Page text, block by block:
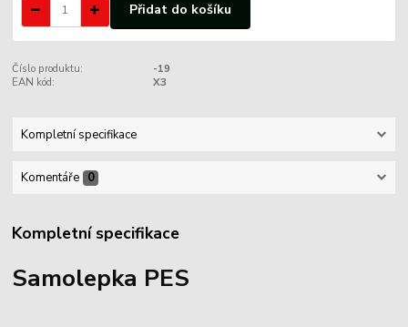
Přidat do košíku
Číslo produktu:
-19
EAN kód:
X3
Kompletní specifikace
Komentáře 0
Kompletní specifikace
Samolepka PES